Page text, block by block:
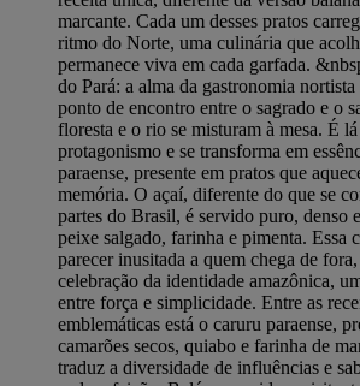
marcante. Cada um desses pratos
ritmo do Norte, uma culinária que
permanece viva em cada garfada.
do Pará: a alma da gastronomia
ponto de encontro entre o sagrado e o
floresta e o rio se misturam à mesa. É
protagonismo e se transforma em
paraense, presente em pratos que
memória. O açaí, diferente do que se
partes do Brasil, é servido puro, denso
peixe salgado, farinha e pimenta. Essa
parecer inusitada a quem chega de
celebração da identidade amazônica,
entre força e simplicidade. Entre as
emblemáticas está o caruru paraense,
camarões secos, quiabo e farinha de
traduz a diversidade de influências e